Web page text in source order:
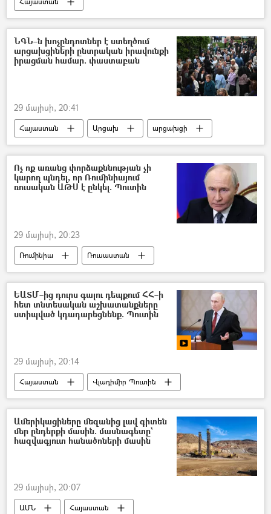
Եվրասիական տնտեսական միություն (ԵԱՏՄ)
Հայաստան և ԵԱՏՄ
Ռուսաստան
Վլադիմիր Պուտին
ՆԳՆ–ն խոչընդոտներ է ստեղծում
արցախցիների ընտրական իրավունքի
իրացման համար. փաստաբան
29 մայիսի, 20:41
Հայաստան Արցախ
արցախցի
Դատարան
Ռոման Երիցյան
Ընտրություններ
Ներքին գործերի նախարարություն (ՆԳՆ)
Ոչ ոք առանց փորձաքննության չի
կարող պնդել, որ Ռումինիայում
ռուսական ԱԹՍ է ընկել. Պուտին
29 մայիսի, 20:23
Ռումինիա
Ռուսաստան
անօդաչու թռչող սարք (ԱԹՍ)
Վլադիմիր Պուտին
ԵԱՏՄ–ից դուրս գալու դեպքում ՀՀ–ի
հետ տնտեսական աշխատանքները
ստիպված կդադարեցնենք. Պուտին
29 մայիսի, 20:14
Հայաստան
Վլադիմիր Պուտին
Ռուսաստան
Եվրասիական տնտեսական միություն (ԵԱՏՄ)
Ամերիկացիները մեզանից լավ գիտեն
մեր ընդերքի մասին. մասնագետը`
հազվագյուտ հանածոների մասին
29 մայիսի, 20:07
ԱՄՆ
Հայաստան